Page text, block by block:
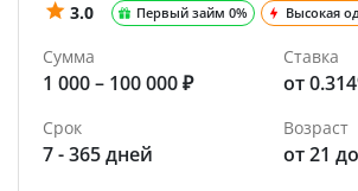
3.0 Первый займ 0% Высокая
Сумма
1 000 – 100 000 ₽
Ставка
от
Срок
7 - 365 дней
Возраст
от 21